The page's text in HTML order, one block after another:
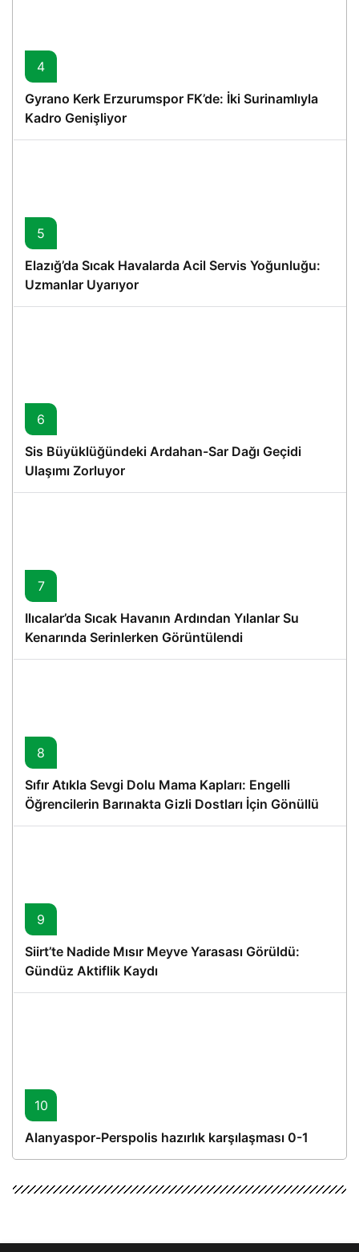
4
Gyrano Kerk Erzurumspor FK’de: İki Surinamlıyla
Kadro Genişliyor
5
Elazığ’da Sıcak Havalarda Acil Servis Yoğunluğu:
Uzmanlar Uyarıyor
6
Sis Büyüklüğündeki Ardahan-Sar Dağı Geçidi
Ulaşımı Zorluyor
7
Ilıcalar’da Sıcak Havanın Ardından Yılanlar Su
Kenarında Serinlerken Görüntülendi
8
Sıfır Atıkla Sevgi Dolu Mama Kapları: Engelli
Öğrencilerin Barınakta Gizli Dostları İçin Gönüllü
Proje
9
Siirt’te Nadide Mısır Meyve Yarasası Görüldü:
Gündüz Aktiflik Kaydı
10
Alanyaspor-Perspolis hazırlık karşılaşması 0-1